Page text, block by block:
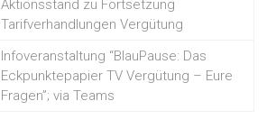
Aktionsstand zu Fortsetzung
Tarifverhandlungen Vergütung
Infoveranstaltung “BlauPause: Das
Eckpunktepapier TV Vergütung – Eure
Fragen”; via Teams